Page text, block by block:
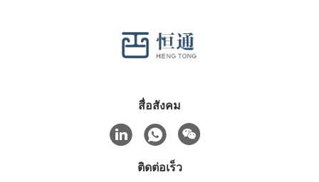
สื่อสังคม
ติดต่อเร็ว